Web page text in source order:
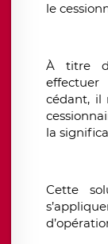
le
À titre
cédant, il
la
Cette